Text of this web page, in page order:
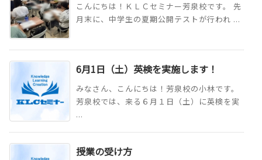
こんにちは！ＫＬＣセミナー芳泉校です。 先
月末に、中学生の夏期公開テストが行われ ...
6月1日（土）英検を実施します！
みなさん、こんにちは！芳泉校の小林です。
芳泉校では、来る６月１日（土）に英検を実
...
授業の受け方